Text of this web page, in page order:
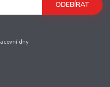
ODEBÍRAT
dny